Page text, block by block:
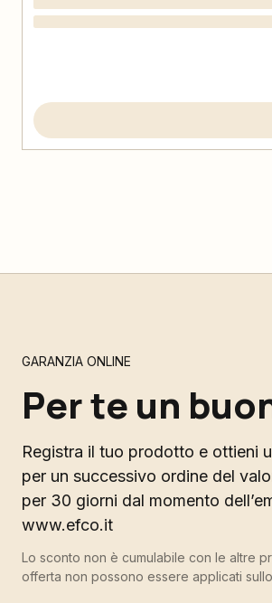
GARANZIA ONLINE
Per te un
Registra il tuo prodotto e ottieni
per un successivo ordine del
per 30 giorni dal momento
www.efco.it
Lo sconto non è cumulabile con le altre
offerta non possono essere applicati